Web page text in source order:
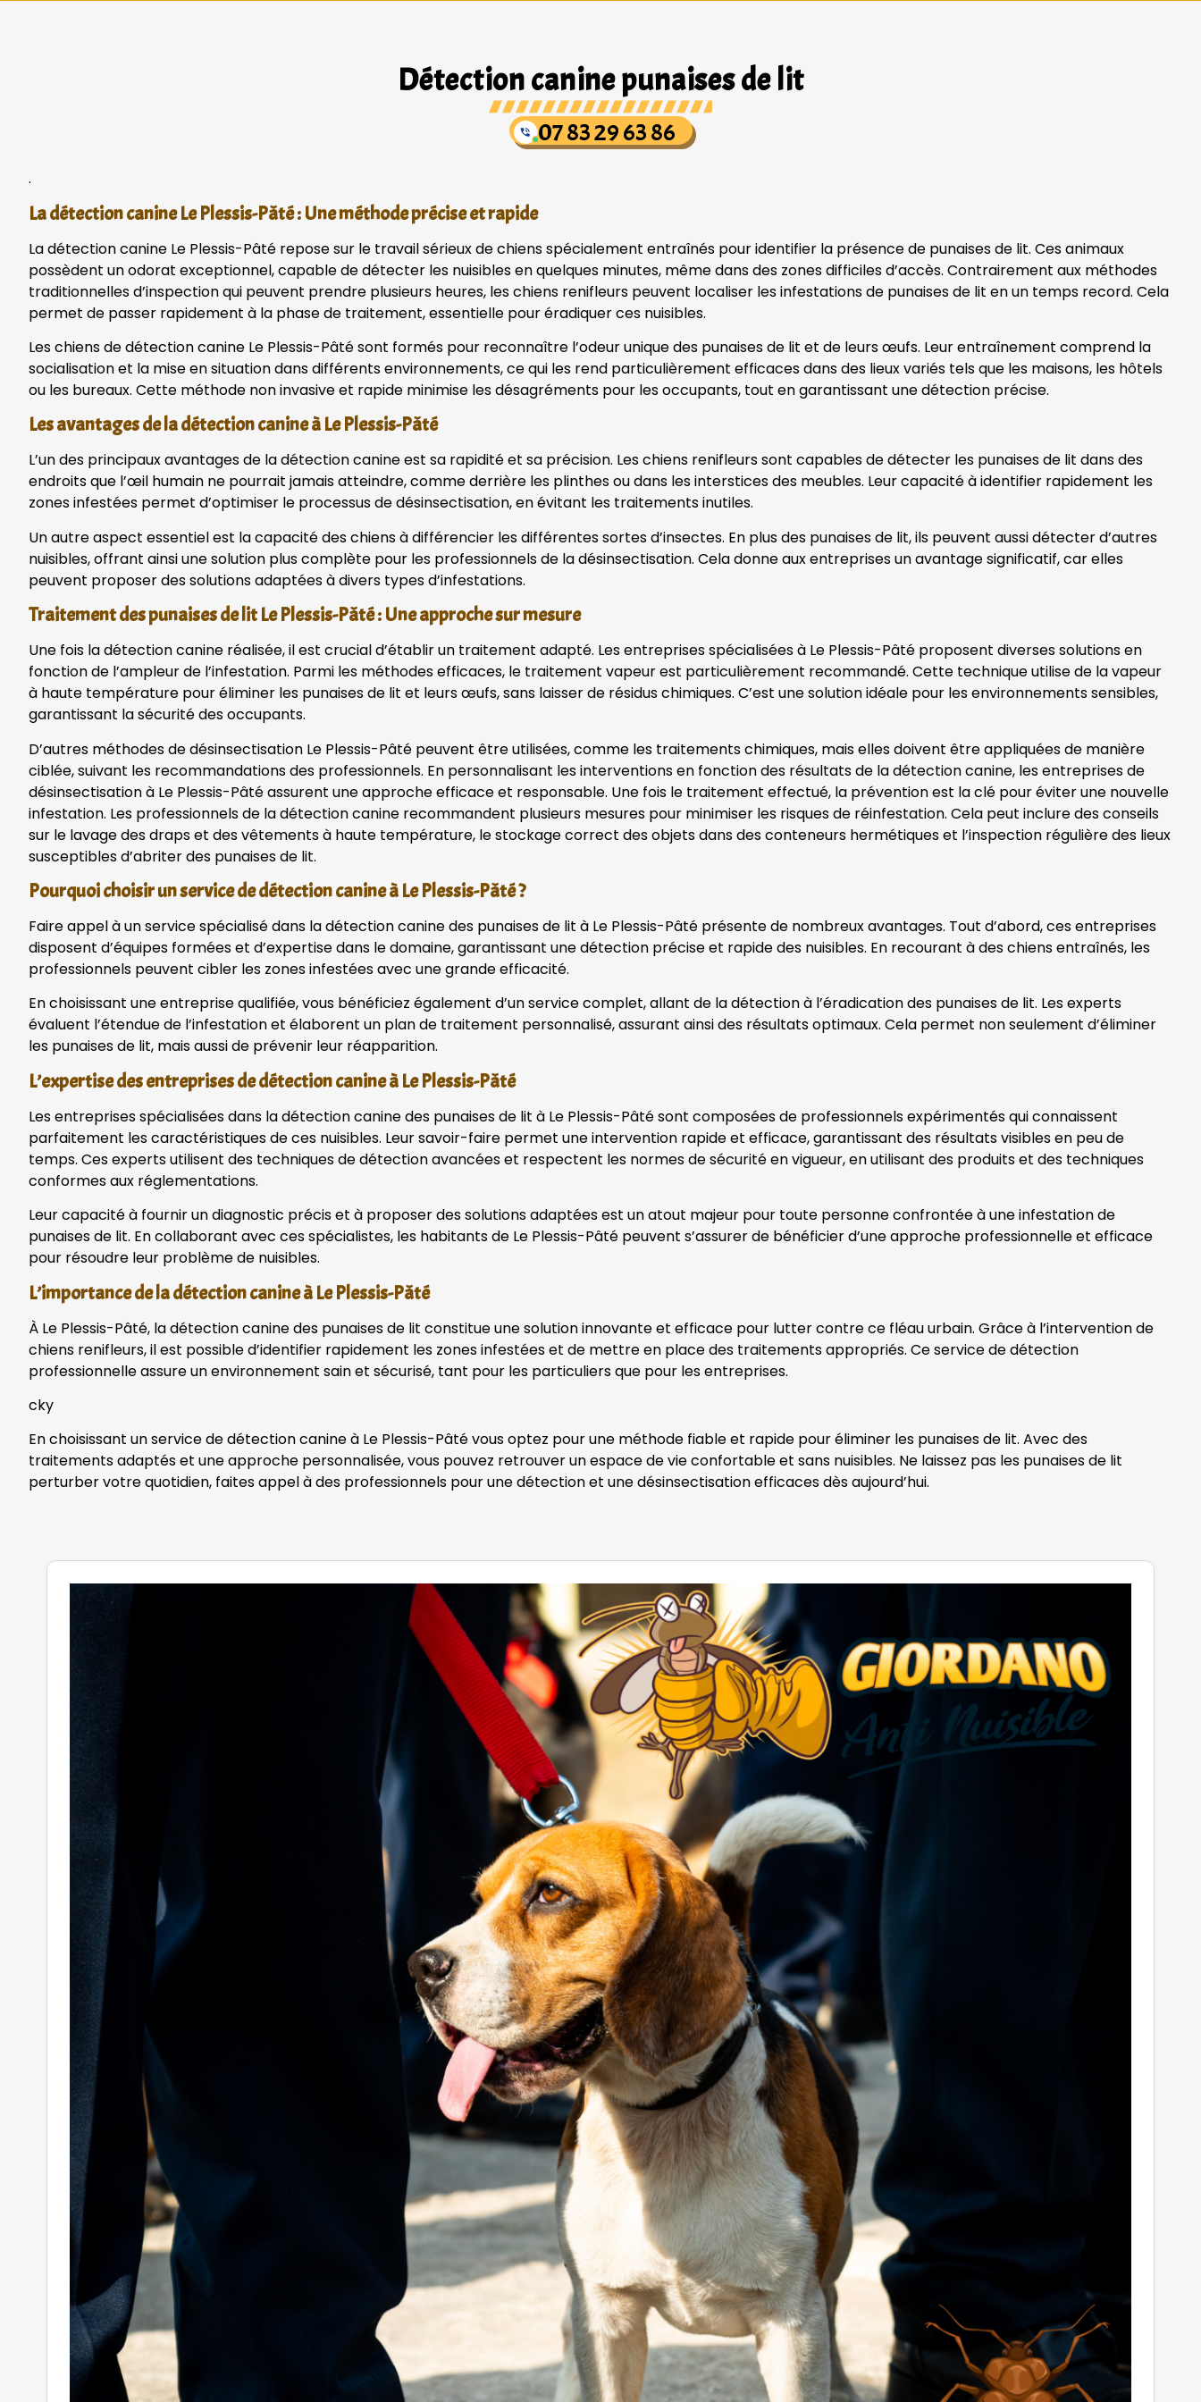
Détection canine punaises de lit
07 83 29 63 86
.
La détection canine Le Plessis-Pâté : Une méthode précise et rapide
La détection canine Le Plessis-Pâté repose sur le travail sérieux de chiens spécialement entraînés pour identifier la présence de punaises de lit. Ces animaux
possèdent un odorat exceptionnel, capable de détecter les nuisibles en quelques minutes, même dans des zones difficiles d’accès. Contrairement aux méthodes
traditionnelles d’inspection qui peuvent prendre plusieurs heures, les chiens renifleurs peuvent localiser les infestations de punaises de lit en un temps record. Cela
permet de passer rapidement à la phase de traitement, essentielle pour éradiquer ces nuisibles.
Les chiens de détection canine Le Plessis-Pâté sont formés pour reconnaître l’odeur unique des punaises de lit et de leurs œufs. Leur entraînement comprend la
socialisation et la mise en situation dans différents environnements, ce qui les rend particulièrement efficaces dans des lieux variés tels que les maisons, les hôtels
ou les bureaux. Cette méthode non invasive et rapide minimise les désagréments pour les occupants, tout en garantissant une détection précise.
Les avantages de la détection canine à Le Plessis-Pâté
L’un des principaux avantages de la détection canine est sa rapidité et sa précision. Les chiens renifleurs sont capables de détecter les punaises de lit dans des
endroits que l’œil humain ne pourrait jamais atteindre, comme derrière les plinthes ou dans les interstices des meubles. Leur capacité à identifier rapidement les
zones infestées permet d’optimiser le processus de désinsectisation, en évitant les traitements inutiles.
Un autre aspect essentiel est la capacité des chiens à différencier les différentes sortes d’insectes. En plus des punaises de lit, ils peuvent aussi détecter d’autres
nuisibles, offrant ainsi une solution plus complète pour les professionnels de la désinsectisation. Cela donne aux entreprises un avantage significatif, car elles
peuvent proposer des solutions adaptées à divers types d’infestations.
Traitement des punaises de lit Le Plessis-Pâté : Une approche sur mesure
Une fois la détection canine réalisée, il est crucial d’établir un traitement adapté. Les entreprises spécialisées à Le Plessis-Pâté proposent diverses solutions en
fonction de l’ampleur de l’infestation. Parmi les méthodes efficaces, le traitement vapeur est particulièrement recommandé. Cette technique utilise de la vapeur
à haute température pour éliminer les punaises de lit et leurs œufs, sans laisser de résidus chimiques. C’est une solution idéale pour les environnements sensibles,
garantissant la sécurité des occupants.
D’autres méthodes de désinsectisation Le Plessis-Pâté peuvent être utilisées, comme les traitements chimiques, mais elles doivent être appliquées de manière
ciblée, suivant les recommandations des professionnels. En personnalisant les interventions en fonction des résultats de la détection canine, les entreprises de
désinsectisation à Le Plessis-Pâté assurent une approche efficace et responsable. Une fois le traitement effectué, la prévention est la clé pour éviter une nouvelle
infestation. Les professionnels de la détection canine recommandent plusieurs mesures pour minimiser les risques de réinfestation. Cela peut inclure des conseils
sur le lavage des draps et des vêtements à haute température, le stockage correct des objets dans des conteneurs hermétiques et l’inspection régulière des lieux
susceptibles d’abriter des punaises de lit.
Pourquoi choisir un service de détection canine à Le Plessis-Pâté ?
Faire appel à un service spécialisé dans la détection canine des punaises de lit à Le Plessis-Pâté présente de nombreux avantages. Tout d’abord, ces entreprises
disposent d’équipes formées et d’expertise dans le domaine, garantissant une détection précise et rapide des nuisibles. En recourant à des chiens entraînés, les
professionnels peuvent cibler les zones infestées avec une grande efficacité.
En choisissant une entreprise qualifiée, vous bénéficiez également d’un service complet, allant de la détection à l’éradication des punaises de lit. Les experts
évaluent l’étendue de l’infestation et élaborent un plan de traitement personnalisé, assurant ainsi des résultats optimaux. Cela permet non seulement d’éliminer
les punaises de lit, mais aussi de prévenir leur réapparition.
L’expertise des entreprises de détection canine à Le Plessis-Pâté
Les entreprises spécialisées dans la détection canine des punaises de lit à Le Plessis-Pâté sont composées de professionnels expérimentés qui connaissent
parfaitement les caractéristiques de ces nuisibles. Leur savoir-faire permet une intervention rapide et efficace, garantissant des résultats visibles en peu de
temps. Ces experts utilisent des techniques de détection avancées et respectent les normes de sécurité en vigueur, en utilisant des produits et des techniques
conformes aux réglementations.
Leur capacité à fournir un diagnostic précis et à proposer des solutions adaptées est un atout majeur pour toute personne confrontée à une infestation de
punaises de lit. En collaborant avec ces spécialistes, les habitants de Le Plessis-Pâté peuvent s’assurer de bénéficier d’une approche professionnelle et efficace
pour résoudre leur problème de nuisibles.
L’importance de la détection canine à Le Plessis-Pâté
À Le Plessis-Pâté, la détection canine des punaises de lit constitue une solution innovante et efficace pour lutter contre ce fléau urbain. Grâce à l’intervention de
chiens renifleurs, il est possible d’identifier rapidement les zones infestées et de mettre en place des traitements appropriés. Ce service de détection
professionnelle assure un environnement sain et sécurisé, tant pour les particuliers que pour les entreprises.
cky
En choisissant un service de détection canine à Le Plessis-Pâté vous optez pour une méthode fiable et rapide pour éliminer les punaises de lit. Avec des
traitements adaptés et une approche personnalisée, vous pouvez retrouver un espace de vie confortable et sans nuisibles. Ne laissez pas les punaises de lit
perturber votre quotidien, faites appel à des professionnels pour une détection et une désinsectisation efficaces dès aujourd’hui.